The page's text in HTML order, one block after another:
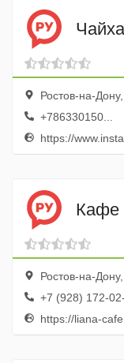
Ростов-на-
+786330150...
https://
Кафе
Ростов-на-
+7 (928) 172-02-
https://liana-